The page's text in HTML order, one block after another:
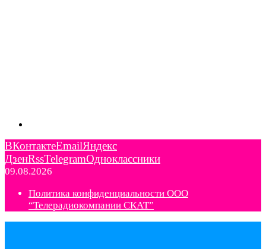
ВКонтактеEmailЯндекс
ДзенRssTelegramОдноклассники
09.08.2026
Политика конфиденциальности ООО
“Телерадиокомпании СКАТ”